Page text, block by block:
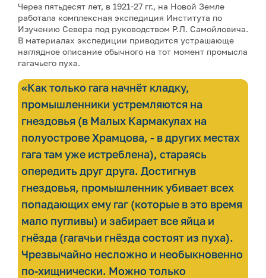
Через пятьдесят лет, в 1921-27 гг., на Новой Земле
работала комплексная экспедиция Института по
Изучению Севера под руководством Р.Л. Самойловича.
В материалах экспедиции приводится устрашающе
наглядное описание обычного на тот момент промысла
гагачьего пуха.
«Как только гага начнёт кладку,
промышленники устремляются на
гнездовья (в Малых Кармакулах на
полуострове Храмцова, - в других местах
гага там уже истреблена), стараясь
опередить друг друга. Достигнув
гнездовья, промышленник убивает всех
попадающих ему гаг (которые в это время
мало пугливы) и забирает все яйца и
гнёзда (гагачьи гнёзда состоят из пуха).
Чрезвычайно несложно и необыкновенно
по-хищнически. Можно только